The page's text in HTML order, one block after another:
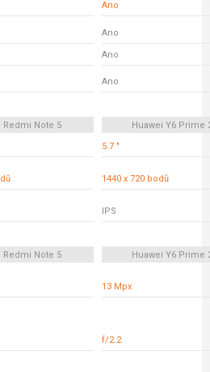
Ano
Ano
Ano
Ano
Redmi Note 5
Huawei Y6 Prime
5.7 "
1440 x 720 bodů
IPS
Redmi Note 5
Huawei Y6 Prime
13 Mpx
f/2.2